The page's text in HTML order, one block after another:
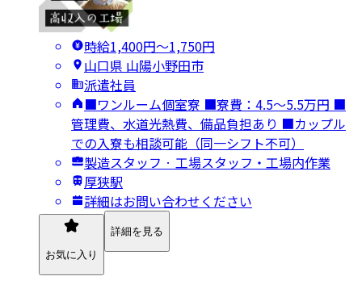
時給1,400円〜1,750円
山口県 山陽小野田市
派遣社員
■ワンルーム個室寮 ■寮費：4.5～5.5万円 ■
管理費、水道光熱費、備品負担あり ■カップル
での入寮も相談可能（同一シフト不可）
製造スタッフ · 工場スタッフ・工場内作業
厚狭駅
詳細はお問い合わせください
お気に入り
詳細を見る